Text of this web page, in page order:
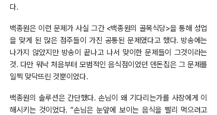
다.
백종원은 이런 문제가 사실 그간 <백종원의 골목식당>을 통해 성업
을 맞게 된 많은 점주들이 가진 공통된 문제였다고 했다. 방송에는
나가지 않았지만 방송이 끝나고 나서 맞이한 문제들이 그것이라는
것. 다만 워낙 처음부터 모범적인 음식점이었던 덴돈집은 그 문제를
일찍 맞닥뜨린 것뿐이었다.
백종원의 솔루션은 간단했다. 손님이 왜 기다리는가를 사장에게 이
해시키는 것이었다. “손님은 눈앞에 보이는 음식을 빨리 먹으려고